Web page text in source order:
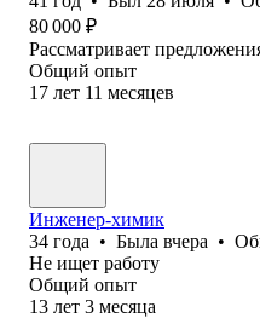
80 000 ₽
Рассматривает
Общий опыт
17 лет 11 месяцев
Инженер-химик
34 года • Была вчера •
Не ищет работу
Общий опыт
13 лет 3 месяца